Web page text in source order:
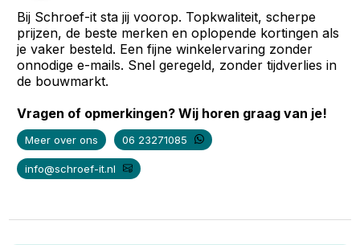
Bij Schroef-it sta jij voorop. Topkwaliteit, scherpe
prijzen, de beste merken en oplopende kortingen als
je vaker besteld. Een fijne winkelervaring zonder
onnodige e-mails. Snel geregeld, zonder tijdverlies in
de bouwmarkt.
Vragen of opmerkingen? Wij horen graag van je!
Meer over ons 06 23271085
info@schroef-it.nl